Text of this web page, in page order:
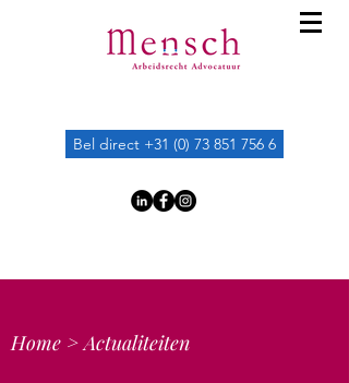
Bel direct +31 (0) 73 851 756 6
Home >Actualiteiten